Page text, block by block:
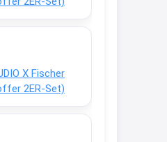
X Fischer
2ER-Set)Rabatt 3€
www.erlebe-